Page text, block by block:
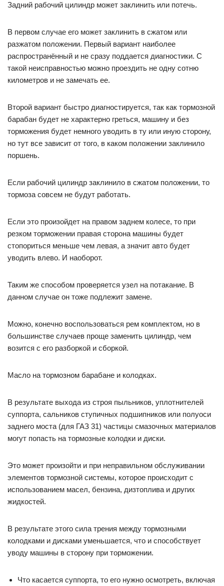
Задний рабочий цилиндр может заклинить или потечь.
В первом случае его может заклинить в сжатом или
разжатом положении. Первый вариант наиболее
распространённый и не сразу поддается диагностики. С
такой неисправностью можно проездить не одну сотню
километров и не замечать ее.
Второй вариант быстро диагностируется, так как тормозной
барабан будет не характерно греться, машину и без
торможения будет немного уводить в ту или иную сторону,
но тут все зависит от того, в каком положении заклинило
поршень.
Если рабочий цилиндр заклинило в сжатом положении, то
тормоза совсем не будут работать.
Если это произойдет на правом заднем колесе, то при
резком торможении правая сторона машины будет
стопориться меньше чем левая, а значит авто будет
уводить влево. И наоборот.
Таким же способом проверяется узел на потакание. В
данном случае он тоже подлежит замене.
Можно, конечно воспользоваться рем комплектом, но в
большинстве случаев проще заменить цилиндр, чем
возится с его разборкой и сборкой.
Масло на тормозном барабане и колодках.
В результате выхода из строя пыльников, уплотнителей
суппорта, сальников ступичных подшипников или полуоси
заднего моста (для ГАЗ 31) частицы смазочных материалов
могут попасть на тормозные колодки и диски.
Это может произойти и при неправильном обслуживании
элементов тормозной системы, которое происходит с
использованием масел, бензина, дизтоплива и других
жидкостей.
В результате этого сила трения между тормозными
колодками и дисками уменьшается, что и способствует
уводу машины в сторону при торможении.
Что касается суппорта, то его нужно осмотреть, включая